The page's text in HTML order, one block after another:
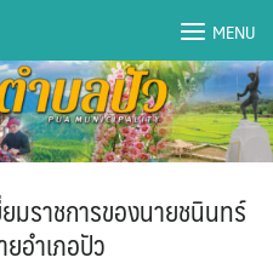
MENU
มราชการของนายชนินทร์
อำเภอปัว